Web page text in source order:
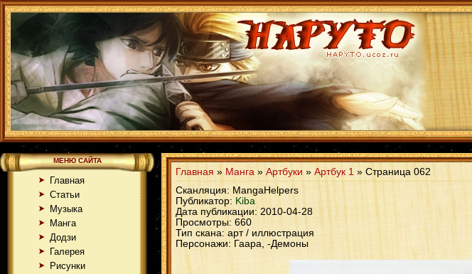
МЕНЮ САЙТА
Главная
Статьи
Музыка
Манга
Додзи
Галерея
Рисунки
Главная » Манга » Артбуки » Артбук 1 » Страница 062
Сканляция: MangaHelpers
Публикатор: Kiba
Дата публикации: 2010-04-28
Просмотры: 660
Тип скана: арт / иллюстрация
Персонажи: Гаара, -Демоны